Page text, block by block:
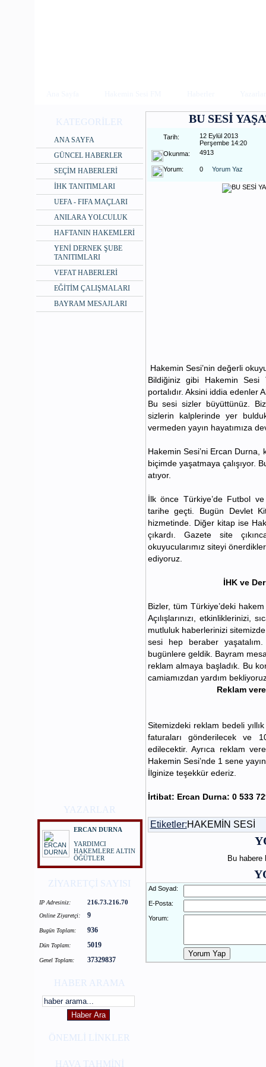
KATEGORİLER
ANA SAYFA
GÜNCEL HABERLER
SEÇİM HABERLERİ
İHK TANITIMLARI
UEFA - FIFA MAÇLARI
ANILARA YOLCULUK
HAFTANIN HAKEMLERİ
YENİ DERNEK ŞUBE
TANITIMLARI
VEFAT HABERLERİ
EĞİTİM ÇALIŞMALARI
BAYRAM MESAJLARI
YAZARLAR
ERCAN DURNA
YARDIMCI
HAKEMLERE ALTIN
ÖĞÜTLER
ZİYARETÇİ SAYISI
IP Adresiniz: 216.73.216.70
Online Ziyaretçi: 9
Bugün Toplam: 936
Dün Toplam: 5019
Genel Toplam: 37329837
HABER ARAMA
ÖNEMLİ LİNKLER
HAVA TAHMİNİ
BU SESİ
Tarih:
12 Eylül 2013
Perşembe 14:20
Okunma:
4913
Yorum: 0 Yorum Yaz
Hakemin Sesi’nin değerli
Bildiğiniz gibi Hakemin Sesi
portalıdır. Aksini iddia edenler
Bu sesi sizler büyüttünüz.
sizlerin kalplerinde yer
vermeden yayın hayatımıza
Hakemin Sesi’ni Ercan
biçimde yaşatmaya çalışıyor.
atıyor.
İlk önce Türkiye’de Futbol ve
tarihe geçti. Bugün Devlet
hizmetinde. Diğer kitap ise
çıkardı. Gazete site
okuyucularımız siteyi
ediyoruz.
İHK ve
Bizler, tüm Türkiye’deki
Açılışlarınızı, etkinliklerinizi,
mutluluk haberlerinizi
sesi hep beraber
bugünlere geldik. Bayram
reklam almaya başladık. Bu
camiamızdan yardım
Reklam
Sitemizdeki reklam bedeli
faturaları gönderilecek ve
edilecektir. Ayrıca reklam
Hakemin Sesi’nde 1 sene
İlginize teşekkür ederiz.
İrtibat: Ercan Durna: 0 533
Etiketler:HAKEMİN SESİ
Bu habere
Ad Soyad:
E-Posta:
Yorum: